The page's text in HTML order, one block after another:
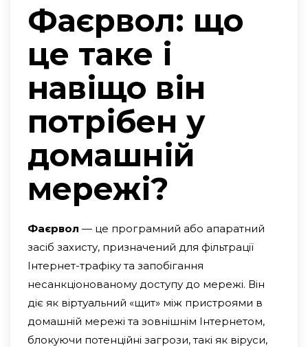
Фаєрвол: що
це таке і
навіщо він
потрібен у
домашній
мережі?
Фаєрвол — це програмний або апаратний
засіб захисту, призначений для фільтрації
Інтернет-трафіку та запобігання
несанкціонованому доступу до мережі. Він
діє як віртуальний «щит» між пристроями в
домашній мережі та зовнішнім Інтернетом,
блокуючи потенційні загрози, такі як віруси,